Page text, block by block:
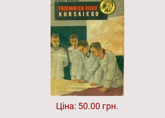
Ціна: 50.00 грн.